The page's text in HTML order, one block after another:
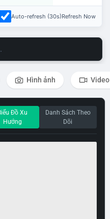
Auto-refresh (30s)Refresh Now
Hình ảnh Video
Đồ Xu
Hướng
Danh Sách Theo
Dõi